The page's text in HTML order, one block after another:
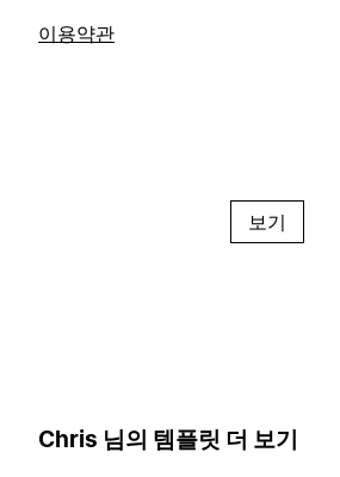
이용약관
보기
Chris 님의 템플릿 더 보기